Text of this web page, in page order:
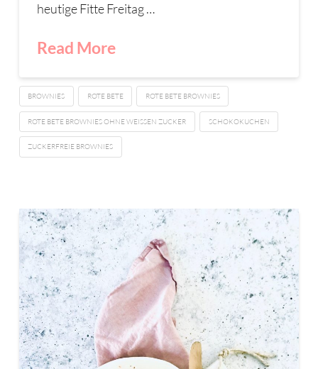
heutige Fitte Freitag …
Read More
BROWNIES ROTE BETE ROTE BETE BROWNIES
ROTE BETE BROWNIES OHNE WEISSEN ZUCKER SCHOKOKUCHEN
ZUCKERFREIE BROWNIES